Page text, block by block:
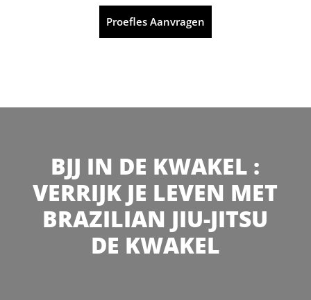
Proefles Aanvragen
BJJ IN DE KWAKEL :
VERRIJK JE LEVEN MET
BRAZILIAN JIU-JITSU
DE KWAKEL